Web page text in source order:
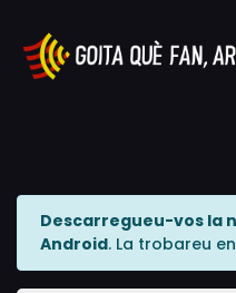
Descarregueu-vos la
Android. La trobareu en